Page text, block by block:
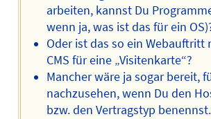
arbeiten, kannst Du
wenn ja, was ist das für ein
Oder ist das so ein Webauftritt
CMS für eine „Visitenkarte“?
Mancher wäre ja sogar bereit,
nachzusehen, wenn Du den
bzw. den Vertragstyp benennst.